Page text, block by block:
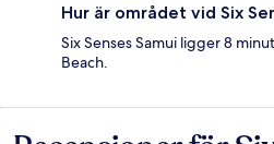
Hur är området vid Six
Six Senses Samui ligger 8
Beach.